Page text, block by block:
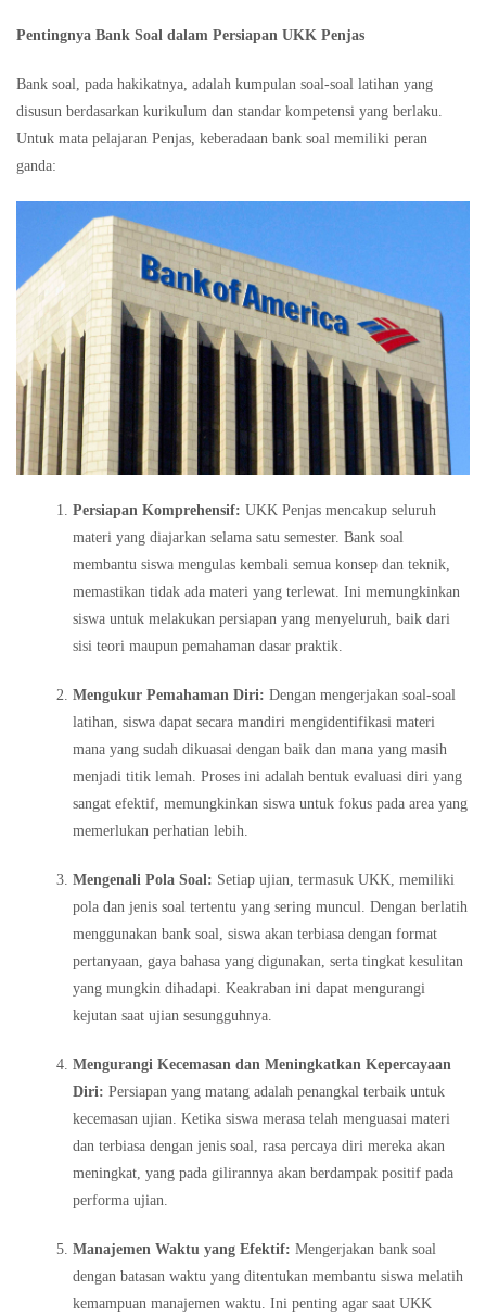
Pentingnya Bank Soal dalam Persiapan UKK Penjas
Bank soal, pada hakikatnya, adalah kumpulan soal-soal latihan yang
disusun berdasarkan kurikulum dan standar kompetensi yang berlaku.
Untuk mata pelajaran Penjas, keberadaan bank soal memiliki peran
ganda:
Persiapan Komprehensif: UKK Penjas mencakup seluruh
materi yang diajarkan selama satu semester. Bank soal
membantu siswa mengulas kembali semua konsep dan teknik,
memastikan tidak ada materi yang terlewat. Ini memungkinkan
siswa untuk melakukan persiapan yang menyeluruh, baik dari
sisi teori maupun pemahaman dasar praktik.
Mengukur Pemahaman Diri: Dengan mengerjakan soal-soal
latihan, siswa dapat secara mandiri mengidentifikasi materi
mana yang sudah dikuasai dengan baik dan mana yang masih
menjadi titik lemah. Proses ini adalah bentuk evaluasi diri yang
sangat efektif, memungkinkan siswa untuk fokus pada area yang
memerlukan perhatian lebih.
Mengenali Pola Soal: Setiap ujian, termasuk UKK, memiliki
pola dan jenis soal tertentu yang sering muncul. Dengan berlatih
menggunakan bank soal, siswa akan terbiasa dengan format
pertanyaan, gaya bahasa yang digunakan, serta tingkat kesulitan
yang mungkin dihadapi. Keakraban ini dapat mengurangi
kejutan saat ujian sesungguhnya.
Mengurangi Kecemasan dan Meningkatkan Kepercayaan
Diri: Persiapan yang matang adalah penangkal terbaik untuk
kecemasan ujian. Ketika siswa merasa telah menguasai materi
dan terbiasa dengan jenis soal, rasa percaya diri mereka akan
meningkat, yang pada gilirannya akan berdampak positif pada
performa ujian.
Manajemen Waktu yang Efektif: Mengerjakan bank soal
dengan batasan waktu yang ditentukan membantu siswa melatih
kemampuan manajemen waktu. Ini penting agar saat UKK